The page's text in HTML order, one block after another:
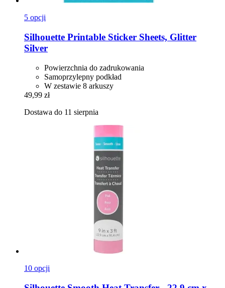
5 opcji
Silhouette Printable Sticker Sheets, Glitter
Silver
Powierzchnia do zadrukowania
Samoprzylepny podkład
W zestawie 8 arkuszy
49,99 zł
Dostawa do 11 sierpnia
10 opcji